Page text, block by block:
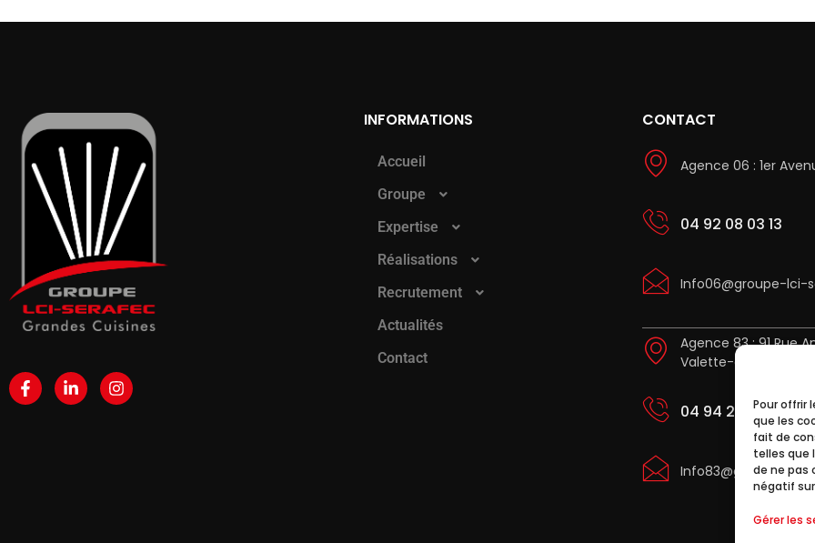
Pour offrir
que les
fait de
telles que
de ne pas
négatif
Gérer les
INFORMATIONS
Accueil
Groupe
Expertise
Réalisations
Recrutement
Actualités
Contact
CONTACT
Agence 06 : 1er
04 92 08 03 13
Info06@groupe-lci-
Agence 83 : 91 Rue
Valette-du-Var
04 94 23 26 43
Info83@groupe-lci-